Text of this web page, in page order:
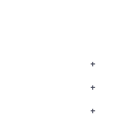
+
+
+